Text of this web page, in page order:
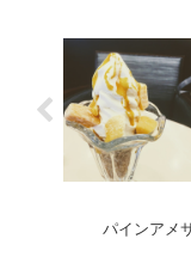
パインアメ